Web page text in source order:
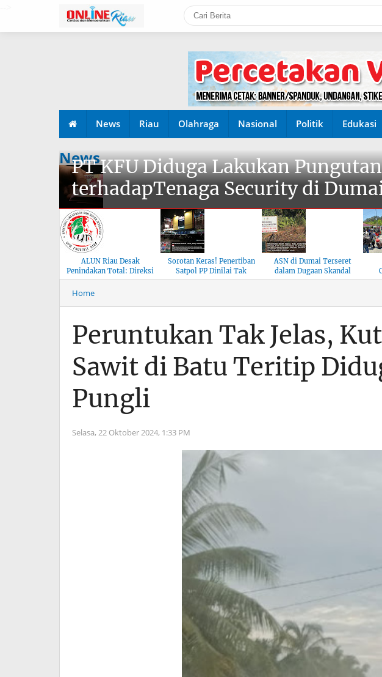
News Riau Olahraga Nasional Politik Edukasi
News
PT KFU Diduga Lakukan
terhadapTenaga Security di
ALUN Riau Desak
Penindakan Total: Direksi
Musim Mas Harus
Bertanggung Jawab
Sorotan Keras! Penertiban
Satpol PP Dinilai Tak
Menyentuh “Kelas Atas”
ASN di Dumai Terseret
dalam Dugaan Skandal
KSO, Integritas Aparatur
Home
Peruntukan Tak Jelas,
Sawit di Batu Teritip
Pungli
Selasa, 22 Oktober 2024, 1:33 PM